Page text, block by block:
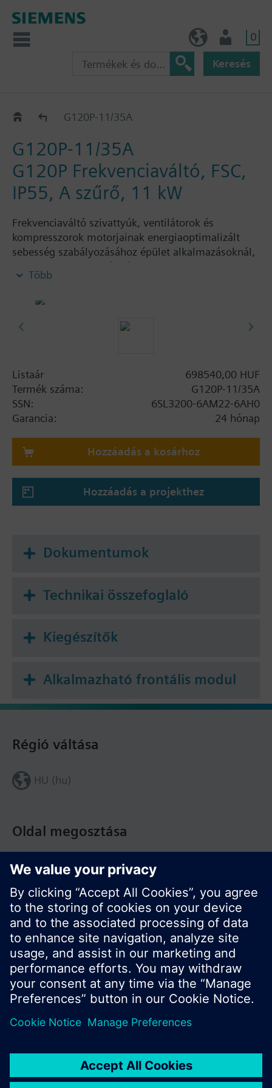
0
Keresés
G120P..5AG120P-11/35A
G120P-11/35A
G120P Frekvenciaváltó, FSC,
IP55, A szűrő, 11 kW
Frekvenciaváltó szivattyúk, ventilátorok és
kompresszorok motorjainak energiaoptimalizált
sebesség szabályozásához épület alkalmazásoknál,
benne: PM230 teljesítmény modul, CU230P-2
szabályozó egység kijelző lappal, panel nélkül.
További információ
BOP-2 vagy sima fedlap használatával a mélység
Több
Listaár
698540,00 HUF
Termék száma:
G120P-11/35A
SSN:
6SL3200-6AM22-6AH0
Garancia:
24 hónap
Hozzáadás a kosárhoz
Hozzáadás a projekthez
Dokumentumok
Technikai összefoglaló
Kiegészítők
Alkalmazható frontális modul
Oldal megosztása
Régió váltása
HU (hu)
© Siemens Switzerland Ltd. Building Technologies
Division - 2016
A termékválaszték és az árak országonként
Biztonsági előírás